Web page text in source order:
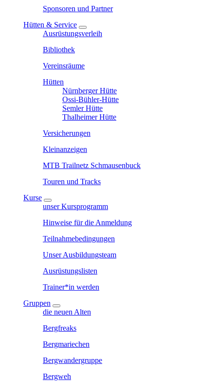
Sponsoren und Partner
Hütten & Service
Ausrüstungsverleih
Bibliothek
Vereinsräume
Hütten
Nürnberger Hütte
Ossi-Bühler-Hütte
Semler Hütte
Thalheimer Hütte
Versicherungen
Kleinanzeigen
MTB Trailnetz Schmausenbuck
Touren und Tracks
Kurse
unser Kursprogramm
Hinweise für die Anmeldung
Teilnahmebedingungen
Unser Ausbildungsteam
Ausrüstungslisten
Trainer*in werden
Gruppen
die neuen Alten
Bergfreaks
Bergmariechen
Bergwandergruppe
Bergweh